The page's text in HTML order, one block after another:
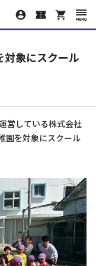
象にスクール
営している株式会社
園を対象にスクール